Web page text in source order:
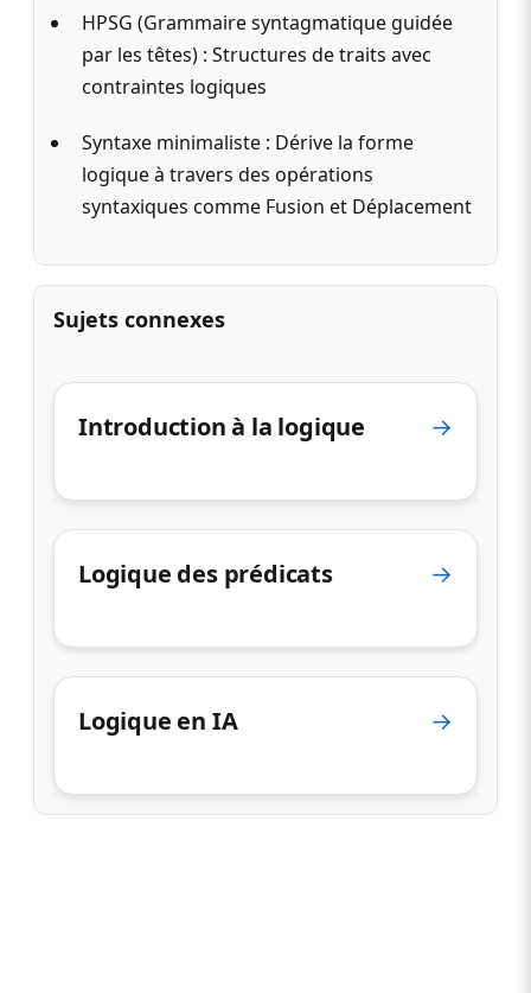
HPSG (Grammaire syntagmatique guidée
par les têtes) : Structures de traits avec
contraintes logiques
Syntaxe minimaliste : Dérive la forme
logique à travers des opérations
syntaxiques comme Fusion et Déplacement
Sujets connexes
Introduction à la logique →
Logique des prédicats →
Logique en IA →